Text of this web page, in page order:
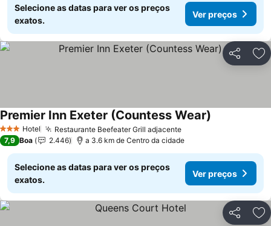
Selecione as datas para ver os preços
exatos.
Ver preços
Partilhar
3 EstrelasHotel Restaurante Beefeater Grill adjacenteVer preços
Premier Inn Exeter (Countess Wear)
7,9 Boa 2.446 a 3.6 km de Centro da cidade
Selecione as datas para ver os preços
exatos.
Ver preços
Partilhar